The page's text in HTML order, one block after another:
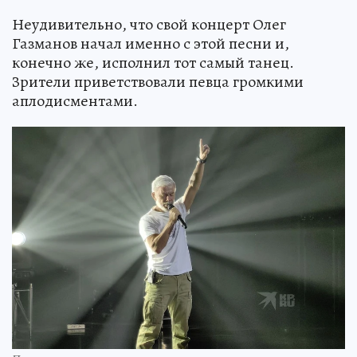
Неудивительно, что свой концерт Олег
Газманов начал именно с этой песни и,
конечно же, исполнил тот самый танец.
Зрители приветствовали певца громкими
аплодисментами.